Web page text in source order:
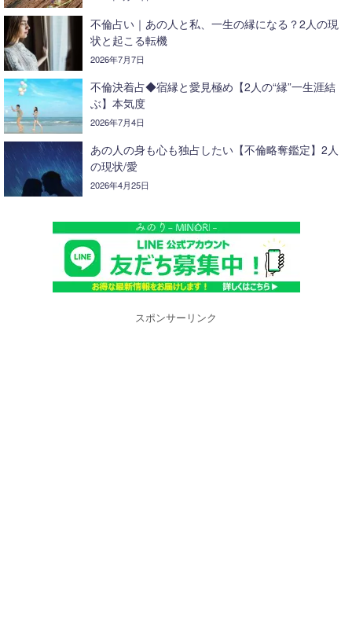
不倫占い｜あの人と私、一生の縁になる？2人の現
状と起こる転機
2026年7月7日
不倫決着占◆宿縁と愛見極め【2人の“縁”一生涯結
ぶ】本気度
2026年7月4日
あの人の身も心も独占したい【不倫略奪鑑定】2人
の現状/愛
2026年4月25日
スポンサーリンク